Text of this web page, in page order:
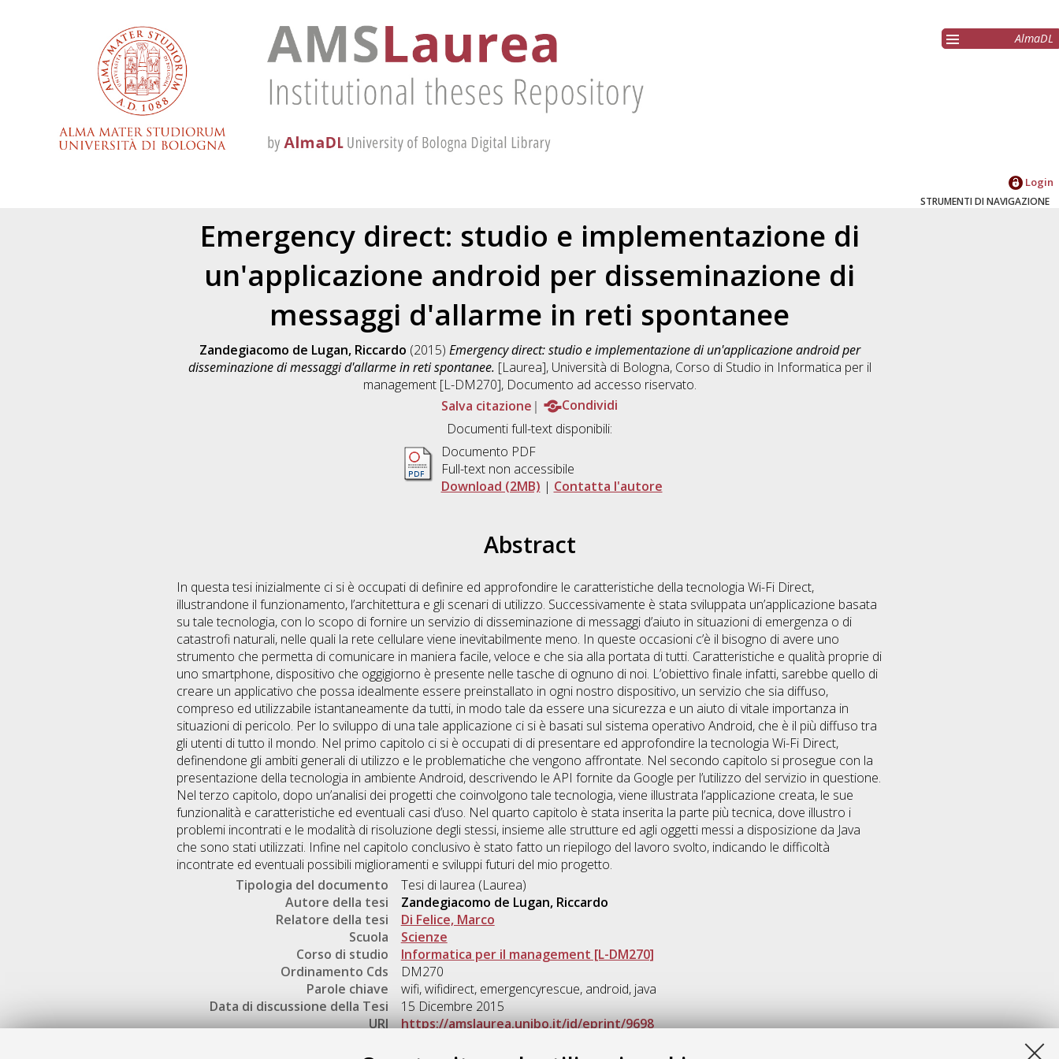
AlmaDL
Login
STRUMENTI DI NAVIGAZIONE
Emergency direct: studio e implementazione di
un'applicazione android per disseminazione di
messaggi d'allarme in reti spontanee
Zandegiacomo de Lugan, Riccardo (2015) Emergency direct: studio e implementazione di un'applicazione android per
disseminazione di messaggi d'allarme in reti spontanee. [Laurea], Università di Bologna, Corso di Studio in Informatica per il
management [L-DM270], Documento ad accesso riservato.
Salva citazione
Condividi
Documenti full-text disponibili:
Documento PDF
Full-text non accessibile
Download (2MB) | Contatta l'autore
Abstract
In questa tesi inizialmente ci si è occupati di definire ed approfondire le caratteristiche della tecnologia Wi-Fi Direct,
illustrandone il funzionamento, l’architettura e gli scenari di utilizzo. Successivamente è stata sviluppata un’applicazione basata
su tale tecnologia, con lo scopo di fornire un servizio di disseminazione di messaggi d’aiuto in situazioni di emergenza o di
catastrofi naturali, nelle quali la rete cellulare viene inevitabilmente meno. In queste occasioni c’è il bisogno di avere uno
strumento che permetta di comunicare in maniera facile, veloce e che sia alla portata di tutti. Caratteristiche e qualità proprie di
uno smartphone, dispositivo che oggigiorno è presente nelle tasche di ognuno di noi. L’obiettivo finale infatti, sarebbe quello di
creare un applicativo che possa idealmente essere preinstallato in ogni nostro dispositivo, un servizio che sia diffuso,
compreso ed utilizzabile istantaneamente da tutti, in modo tale da essere una sicurezza e un aiuto di vitale importanza in
situazioni di pericolo. Per lo sviluppo di una tale applicazione ci si è basati sul sistema operativo Android, che è il più diffuso tra
gli utenti di tutto il mondo. Nel primo capitolo ci si è occupati di di presentare ed approfondire la tecnologia Wi-Fi Direct,
definendone gli ambiti generali di utilizzo e le problematiche che vengono affrontate. Nel secondo capitolo si prosegue con la
presentazione della tecnologia in ambiente Android, descrivendo le API fornite da Google per l’utilizzo del servizio in questione.
Nel terzo capitolo, dopo un’analisi dei progetti che coinvolgono tale tecnologia, viene illustrata l’applicazione creata, le sue
funzionalità e caratteristiche ed eventuali casi d’uso. Nel quarto capitolo è stata inserita la parte più tecnica, dove illustro i
problemi incontrati e le modalità di risoluzione degli stessi, insieme alle strutture ed agli oggetti messi a disposizione da Java
che sono stati utilizzati. Infine nel capitolo conclusivo è stato fatto un riepilogo del lavoro svolto, indicando le difficoltà
incontrate ed eventuali possibili miglioramenti e sviluppi futuri del mio progetto.
Tipologia del documento
Tesi di laurea (Laurea)
Autore della tesi
Zandegiacomo de Lugan, Riccardo
Relatore della tesi
Di Felice, Marco
Scuola
Scienze
Corso di studio
Informatica per il management [L-DM270]
Ordinamento Cds
DM270
Parole chiave
wifi, wifidirect, emergencyrescue, android, java
Data di discussione della Tesi
15 Dicembre 2015
URI
https://amslaurea.unibo.it/id/eprint/9698
Gestione del documento: